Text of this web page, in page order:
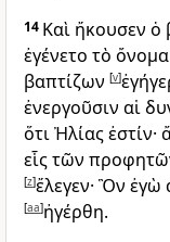
14 Καὶ ἤκουσεν
ἐγένετο τὸ
βαπτίζων [v]
ἐνεργοῦσιν αἱ
ὅτι Ἠλίας ἐστίν·
εἷς τῶν
[z]ἔλεγεν· Ὃν
[aa]ἠγέρθη.